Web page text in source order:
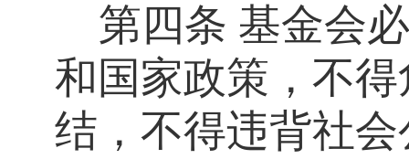
第四条 基金会
和国家政策，不
结，不得违背社